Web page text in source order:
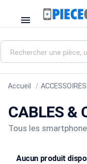
menu
Accueil ACCESSOIRES
CABLES &
Tous les
Aucun produit